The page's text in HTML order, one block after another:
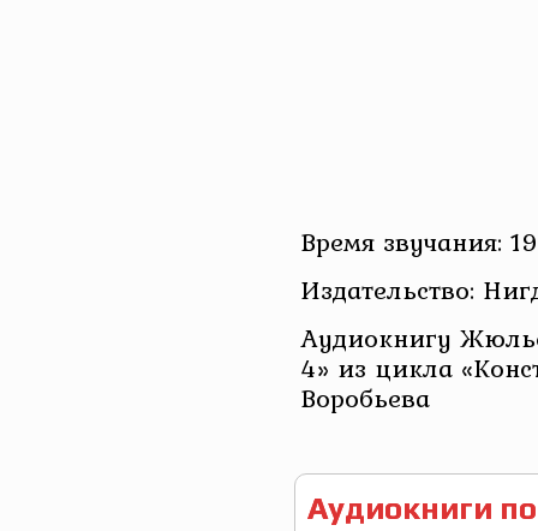
Время звучания:
Издательство:
Аудиокнигу
4» из цикла
Воробьева
Аудиокниги